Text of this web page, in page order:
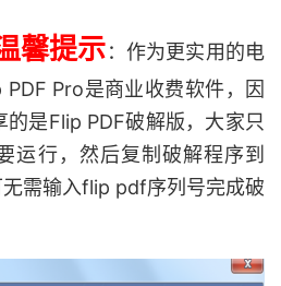
馨提示：作为更实用的电
Pro是商业收费软件，因
的是Flip PDF破解版，大家只
运行，然后复制破解程序到
需输入flip pdf序列号完成破